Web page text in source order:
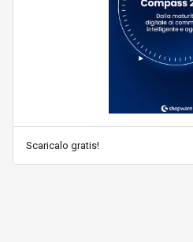
Scaricalo gratis!